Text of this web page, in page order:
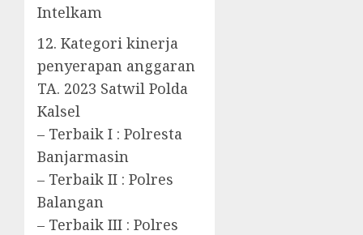
Intelkam
12. Kategori kinerja
penyerapan anggaran
TA. 2023 Satwil Polda
Kalsel
– Terbaik I : Polresta
Banjarmasin
– Terbaik II : Polres
Balangan
– Terbaik III : Polres